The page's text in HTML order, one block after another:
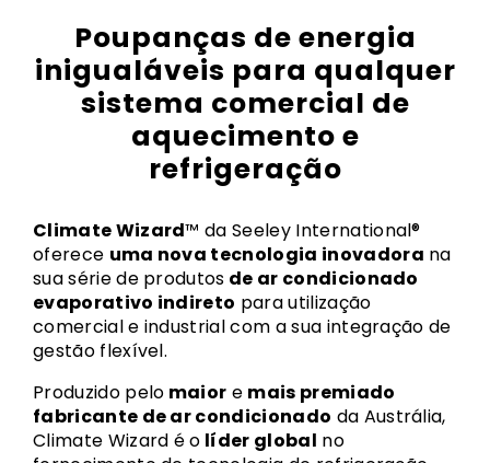
Poupanças de energia
inigualáveis para qualquer
sistema comercial de
aquecimento e
refrigeração
Climate Wizard™ da Seeley International®
oferece uma nova tecnologia inovadora na
sua série de produtos de ar condicionado
evaporativo indireto para utilização
comercial e industrial com a sua integração de
gestão flexível.
Produzido pelo maior e mais premiado
fabricante de ar condicionado da Austrália,
Climate Wizard é o líder global no